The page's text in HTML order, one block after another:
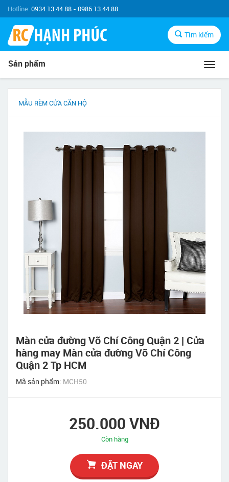
Hotline:0934.13.44.88 - 0986.13.44.88
Tìm kiếm
Sản phẩm
MẪU RÈM CỬA CĂN HỘ
Màn cửa đường Võ Chí Công Quận 2 | Cửa
hàng may Màn cửa đường Võ Chí Công
Quận 2 Tp HCM
Mã sản phẩm: MCH50
250.000 VNĐ
Còn hàng
ĐẶT NGAY